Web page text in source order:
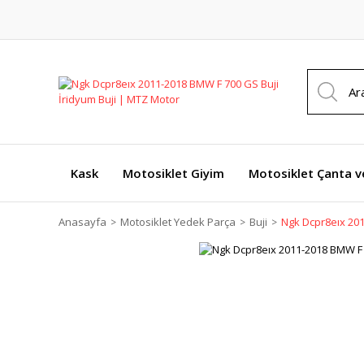
Kask Motosiklet Giyim Motosiklet Çanta
Anasayfa Motosiklet Yedek Parça Buji Ngk Dcpr8eıx